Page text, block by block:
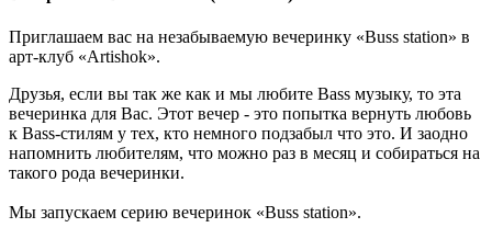
Приглашаем вас на незабываемую вечеринку «Buss station» в
арт-клуб «Artishok».
Друзья, если вы так же как и мы любите Bass музыку, то эта
вечеринка для Вас. Этот вечер - это попытка вернуть любовь
к Bass-стилям у тех, кто немного подзабыл что это. И заодно
напомнить любителям, что можно раз в месяц и собираться на
такого рода вечеринки.
Мы запускаем серию вечеринок «Buss station».